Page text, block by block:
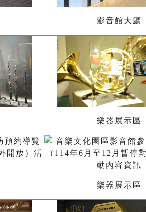
影音館大廳
樂器展示區
樂器展示區